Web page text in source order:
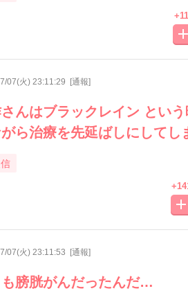
07(火) 23:11:29 [通報]
んはブラックレイン とい
ら治療を先延ばしにして
07(火) 23:11:53 [通報]
膀胱がんだったんだ…